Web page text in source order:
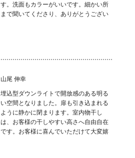
す。洗面もカラーがいいです。細かい所
まで聞いてくださり、ありがとうござい
山尾 伸幸
埋込型ダウンライトで開放感のある明る
い空間となりました。扉も引き込まれる
ように静かに閉まります。室内物干し
は、お客様の干しやすい高さへ自由自在
です。お客様に喜んでいただけて大変嬉